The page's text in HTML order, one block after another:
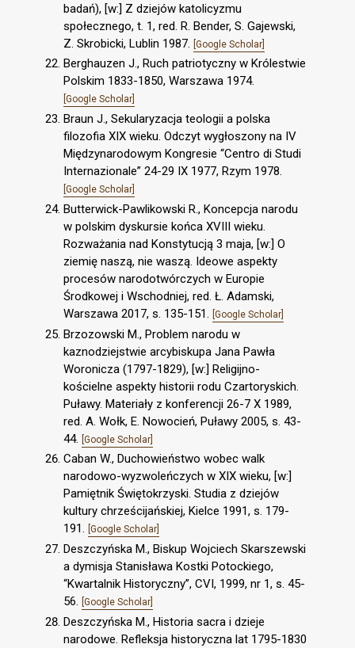
badań), [w:] Z dziejów katolicyzmu
społecznego, t. 1, red. R. Bender, S. Gajewski,
Z. Skrobicki, Lublin 1987.
[Google Scholar]
Berghauzen J., Ruch patriotyczny w Królestwie
Polskim 1833-1850, Warszawa 1974.
[Google Scholar]
Braun J., Sekularyzacja teologii a polska
filozofia XIX wieku. Odczyt wygłoszony na IV
Międzynarodowym Kongresie “Centro di Studi
Internazionale” 24-29 IX 1977, Rzym 1978.
[Google Scholar]
Butterwick-Pawlikowski R., Koncepcja narodu
w polskim dyskursie końca XVIII wieku.
Rozważania nad Konstytucją 3 maja, [w:] O
ziemię naszą, nie waszą. Ideowe aspekty
procesów narodotwórczych w Europie
Środkowej i Wschodniej, red. Ł. Adamski,
Warszawa 2017, s. 135-151. [Google Scholar]
Brzozowski M., Problem narodu w
kaznodziejstwie arcybiskupa Jana Pawła
Woronicza (1797-1829), [w:] Religijno-
kościelne aspekty historii rodu Czartoryskich.
Puławy. Materiały z konferencji 26-7 X 1989,
red. A. Wołk, E. Nowocień, Puławy 2005, s. 43-
44.
[Google Scholar]
Caban W., Duchowieństwo wobec walk
narodowo-wyzwoleńczych w XIX wieku, [w:]
Pamiętnik Świętokrzyski. Studia z dziejów
kultury chrześcijańskiej, Kielce 1991, s. 179-
191. [Google Scholar]
Deszczyńska M., Biskup Wojciech Skarszewski
a dymisja Stanisława Kostki Potockiego,
“Kwartalnik Historyczny”, CVI, 1999, nr 1, s. 45-
56. [Google Scholar]
Deszczyńska M., Historia sacra i dzieje
narodowe. Refleksja historyczna lat 1795-1830